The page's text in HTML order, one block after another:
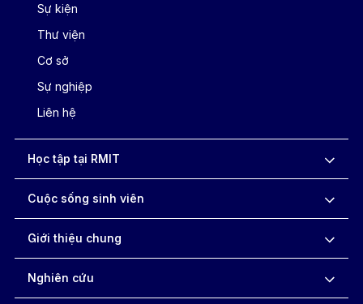
Sự kiện
Thư viện
Cơ sở
Sự nghiệp
Liên hệ
Học tập tại RMIT
Cuộc sống sinh viên
Giới thiệu chung
Nghiên cứu